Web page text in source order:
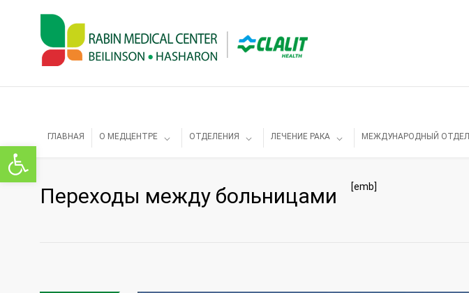
Открыть панель инструментов
ГЛАВНАЯ О МЕДЦЕНТРЕ ОТДЕЛЕНИЯ ЛЕЧЕНИЕ РАКА МЕЖДУНАРОДНЫЙ ОТДЕЛ
Переходы между больницами [emb]